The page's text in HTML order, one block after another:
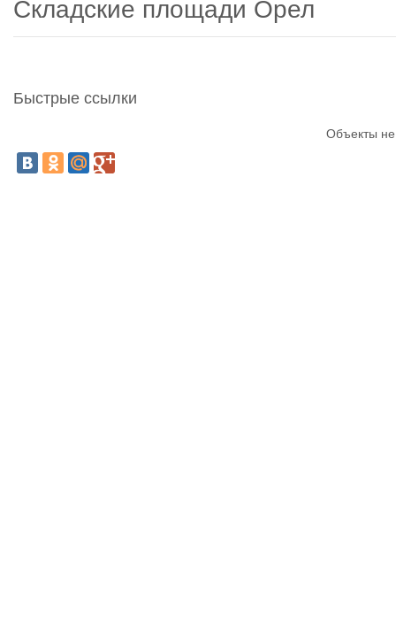
Складские площади Орел
Быстрые ссылки
Объекты